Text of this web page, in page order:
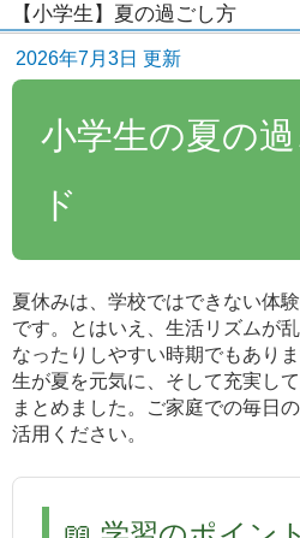
【小学生】夏の過ごし方
2026年7月3日 更新
小学生の夏の
ド
夏休みは、学校ではできない体
です。とはいえ、生活リズムが
なったりしやすい時期でもあり
生が夏を元気に、そして充実し
まとめました。ご家庭での毎日
活用ください。